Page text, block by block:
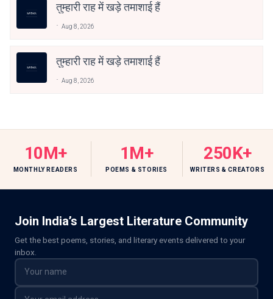
तुम्हारी राह में खड़े तमाशाई हैं
Aug 8, 2026
तुम्हारी राह में खड़े तमाशाई हैं
Aug 8, 2026
10M+
MONTHLY READERS
1M+
POEMS & STORIES
250K+
WRITERS & CREATORS
Join India’s Largest Literature Community
Get the best poems, stories, and literary events delivered to your
inbox.